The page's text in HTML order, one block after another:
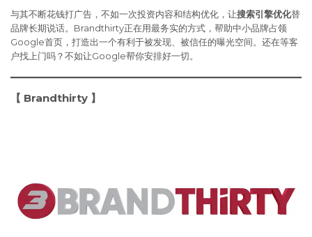
与其不断花钱打广告，不如一次投资内容和结构优化，让搜索引擎优化替
品牌长期说话。Brandthirty正在用最务实的方式，帮助中小品牌占领
Google首页，打造出一个有利于被发现、被信任的曝光空间。还在等客
户找上门吗？不如让Google帮你安排好一切。
【 Brandthirty 】